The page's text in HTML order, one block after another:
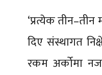
‘प्रत्येक
दिए संस्थागत
रकम अर्कोमा